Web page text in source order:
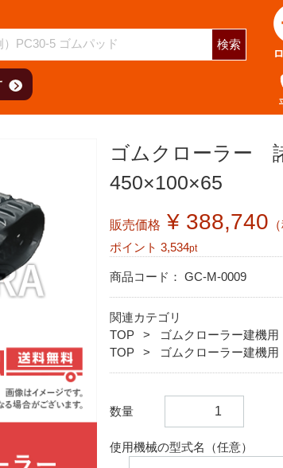
検索
ゴムクローラー
450×100×65
販売価格 ¥ 388,740
ポイント 3,534pt
商品コード： GC-M-0009
関連カテゴリ
TOP
ゴムクローラー建機用
TOP
ゴムクローラー建機用
数量
使用機械の型式名（任意）